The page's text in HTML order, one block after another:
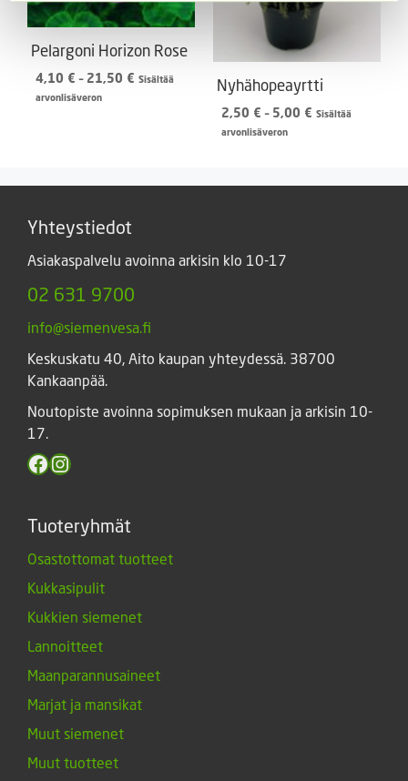
Pelargoni Horizon Rose
4,10 € – 21,50 € Hintaluokka:
Sisältää
arvonlisäveron
Nyhähopeayrtti
2,50 € – 5,00 € Hintaluokka:
Sisältää
arvonlisäveron
Yhteystiedot
Asiakaspalvelu avoinna arkisin klo 10-17
02 631 9700
info@siemenvesa.fi
Keskuskatu 40, Aito kaupan yhteydessä. 38700
Kankaanpää.
Noutopiste avoinna sopimuksen mukaan ja arkisin 10-
17.
Facebook
Instagram
Tuoteryhmät
Osastottomat tuotteet
Kukkasipulit
Kukkien siemenet
Lannoitteet
Maanparannusaineet
Marjat ja mansikat
Muut siemenet
Muut tuotteet